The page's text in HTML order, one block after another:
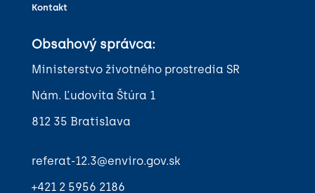
Kontakt
Obsahový správca:
Ministerstvo životného prostredia SR
Nám. Ľudovíta Štúra 1
812 35 Bratislava
referat-12.3@enviro.gov.sk
+421 2 5956 2186